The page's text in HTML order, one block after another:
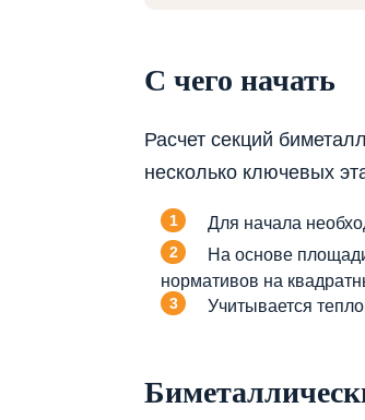
С чего начать
Расчет секций
несколько ключевых
Для начала
На основе
нормативов на
Учитывается